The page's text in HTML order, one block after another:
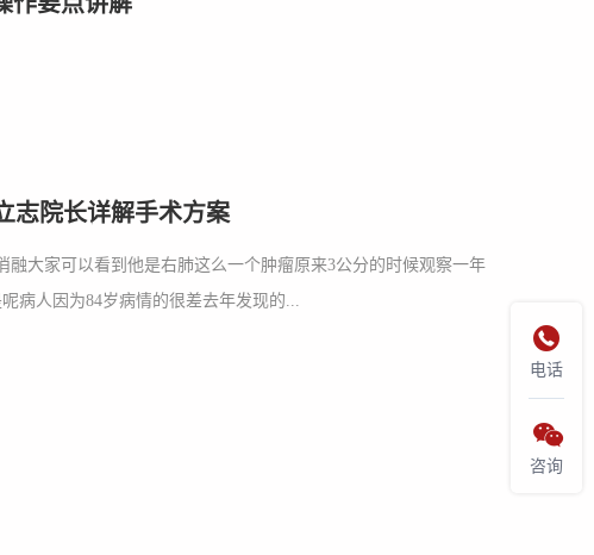
志院长详解手术方案
大家可以看到他是右肺这么一个肿瘤原来3公分的时候观察一年
病人因为84岁病情的很差去年发现的...

电话

咨询